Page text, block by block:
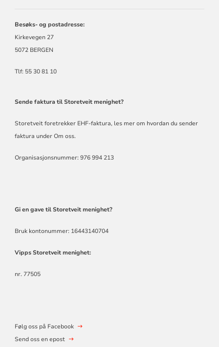
Besøks- og postadresse:
Kirkevegen 27
5072 BERGEN
Tlf: 55 30 81 10
Sende faktura til Storetveit menighet?
Storetveit foretrekker EHF-faktura, les mer om hvordan du sender
faktura under Om oss.
Organisasjonsnummer: 976 994 213
Gi en gave til Storetveit menighet?
Bruk kontonummer: 16443140704
Vipps Storetveit menighet:
nr. 77505
Følg oss på Facebook
Send oss en epost